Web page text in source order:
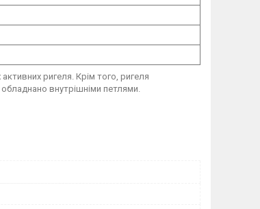
ригеля. Крім того, ригеля
внутрішніми петлями.